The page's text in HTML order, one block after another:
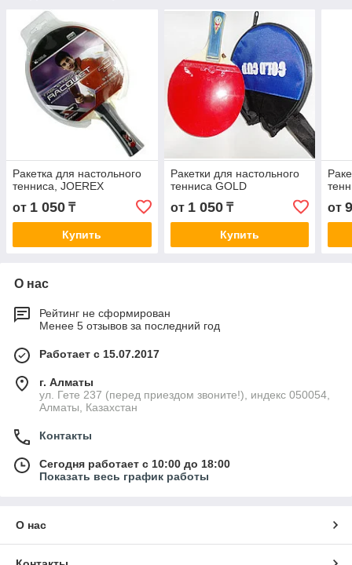
Ракетка для настольного
тенниса, JOEREX
от 1 050 ₸
Купить
Ракетки для настольного
тенниса GOLD
от 1 050₸
Купить
от
О нас
Рейтинг не сформирован
Менее 5 отзывов за последний год
Работает с 15.07.2017
г. Алматы
ул. Гете 237 (перед приездом звоните!), индекс 050054,
Алматы, Казахстан
Контакты
Сегодня работает с 10:00 до 18:00
Показать весь график работы
О нас